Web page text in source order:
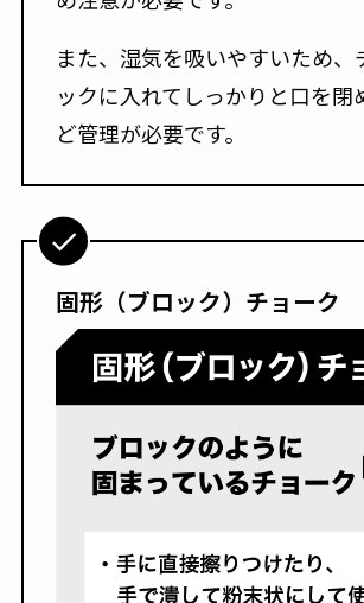
また、湿気を吸いやすいため、
ックに入れてしっかりと口を閉
ど管理が必要です。
固形（ブロック）チョーク